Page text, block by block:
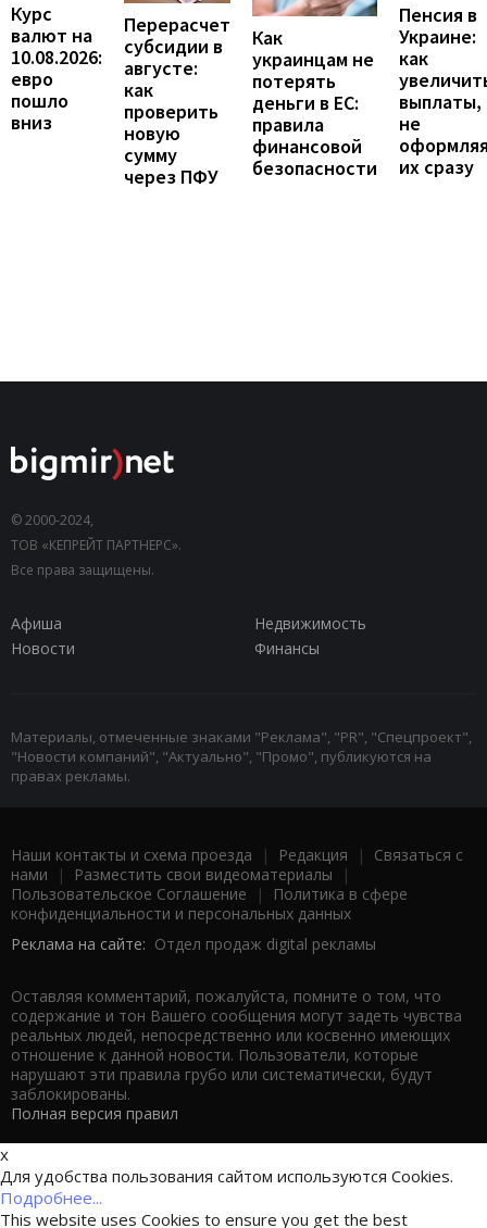
Курс
валют на
10.08.2026:
евро
пошло
вниз
Перерасчет
субсидии в
августе:
как
проверить
новую
сумму
через ПФУ
Как
украинцам не
потерять
деньги в ЕС:
правила
финансовой
безопасности
Пенсия в
Украине:
как
выплаты,
не
их сразу
© 2000-2024,
ТОВ «КЕПРЕЙТ ПАРТНЕРС».
Все права защищены.
Афиша
Недвижимость
Новости
Финансы
Материалы, отмеченные знаками "Реклама", "PR", "Спецпроект",
"Новости компаний", "Актуально", "Промо", публикуются на
правах рекламы.
Наши контакты и схема проезда | Редакция | Связаться с
нами | Разместить свои видеоматериалы |
Пользовательское Соглашение |
Политика в сфере
конфиденциальности и персональных данных
Реклама на сайте: Отдел продаж digital рекламы
Оставляя комментарий, пожалуйста, помните о том, что
содержание и тон Вашего сообщения могут задеть чувства
реальных людей, непосредственно или косвенно имеющих
отношение к данной новости. Пользователи, которые
нарушают эти правила грубо или систематически, будут
заблокированы.
Полная версия правил
x
Для удобства пользования сайтом используются Cookies.
Подробнее...
This website uses Cookies to ensure you get the best